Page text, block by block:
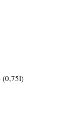
(0,75l)